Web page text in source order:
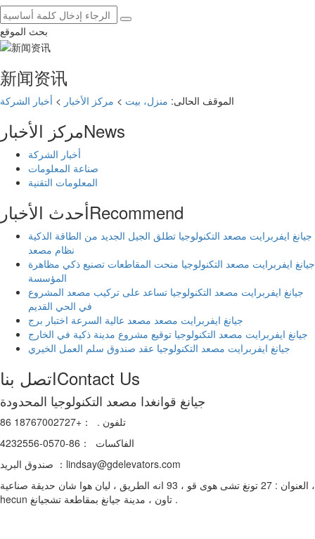
بحث الموقع
新闻资讯
الموقف الحالى: منزل، بيت > مركز الأخبار > أخبار الشركة
مركز الأخبارNews
أخبار الشركة
صناعة المعلومات
المعلومات التقنية
أحدث الأخبارRecommend
جيانغ ايفربرايت مصعد التكنولوجيا تطلق الجيل الجديد من الطاقة الذكية
نظام مصعد
جيانغ ايفربرايت مصعد التكنولوجيا منحت المقاطعات تصنيع ذكي مظاهرة
المؤسسة
جيانغ ايفربرايت مصعد التكنولوجيا تساعد على تركيب مصعد المشروع
في الحي القديم
جيانغ ايفربرايت مصعد مصعد عالية السرعة اختبار برج
جيانغ ايفربرايت مصعد التكنولوجيا توقيع مشروع مدينة ذكية في الخارج
جيانغ ايفربرايت مصعد التكنولوجيا عقد صندوق سلم العمل الخيري
اتصل بناContact Us
جيانغ قوانغدا مصعد التكنولوجيا المحدودة
تلفون . ：+86 18767002727
الفاكسات ：86-0570-4232556
صندوق البريد ：lindsay@gdelevators.com
العنوان : 27 تونغ تشى هوى قو ، 93 انه الطريق ، ليان هوا شان حديقة صناعية ،
hecun تاون ، مدينة جيانغ بمقاطعة تشجيانغ .